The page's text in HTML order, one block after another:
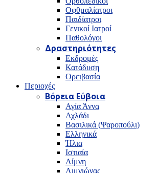
Οφθμαλίατροι
Παιδίατροι
Γενικοί Ιατροί
Παθολόγοι
Δραστηριότητες
Εκδρομές
Κατάδυση
Ορειβασία
Περιοχές
Βόρεια Εύβοια
Αγία Άννα
Αχλάδι
Βασιλικά (Ψαροπούλι)
Ελληνικά
Ήλια
Ιστιαία
Λίμνη
Λιμνιώνας